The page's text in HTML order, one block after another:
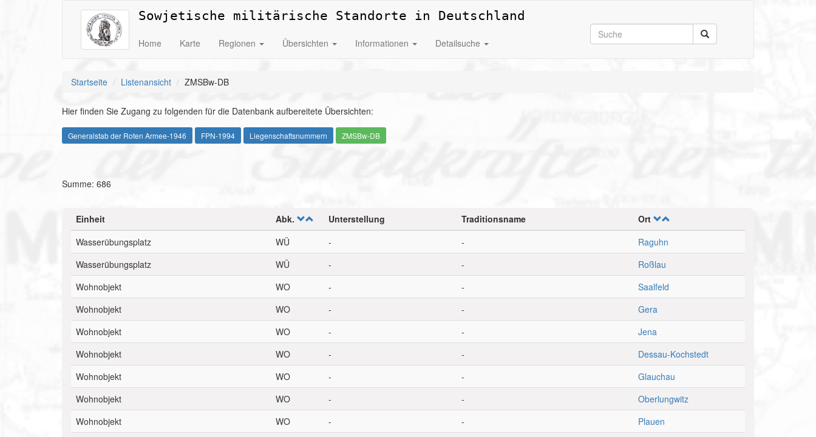
Sowjetische militärische Standorte in Deutschland
Home Karte Regionen Übersichten Informationen Detailsuche
Startseite Listenansicht ZMSBw-DB
Hier finden Sie Zugang zu folgenden für die Datenbank aufbereitete Übersichten:
Generalstab der Roten Armee-1946 FPN-1994 Liegenschaftsnummern ZMSBw-DB
Summe: 686
Einheit Abk. Unterstellung Traditionsname
Ort
Wasserübungsplatz
WÜ - -
Raguhn
Wasserübungsplatz
WÜ - -
Roßlau
Wohnobjekt
WO - -
Saalfeld
Wohnobjekt
WO - -
Gera
Wohnobjekt
WO - -
Jena
Wohnobjekt
WO - -
Dessau-Kochstedt
Wohnobjekt
WO - -
Glauchau
Wohnobjekt
WO - -
Oberlungwitz
Wohnobjekt
WO - -
Plauen